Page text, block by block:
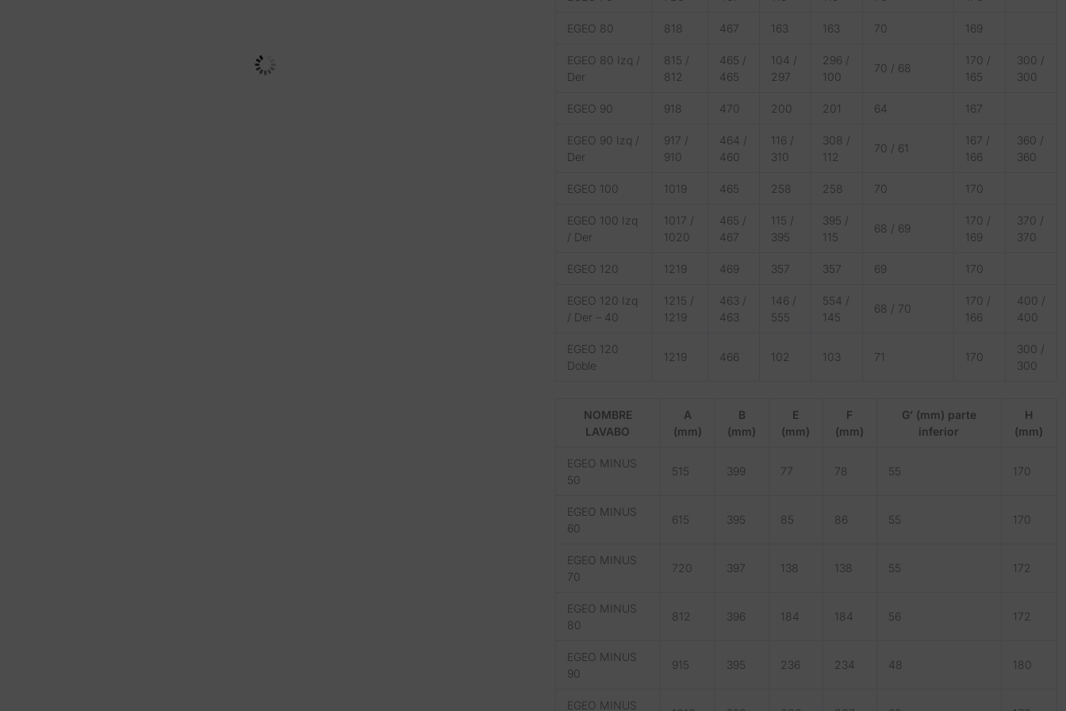
EGEO 80 818 467 163 163 70 169
EGEO 80 Izq /
Der
815 /
812
465 /
465
104 /
297
296 /
100
70 / 68
170 /
165
300 /
300
EGEO 90 918 470 200 201 64 167
EGEO 90 Izq /
Der
917 /
910
464 /
460
116 /
310
308 /
112
70 / 61
167 /
166
360 /
360
EGEO 100 1019 465 258 258 70 170
EGEO 100 Izq
/ Der
1017 /
1020
465 /
467
115 /
395
395 /
115
68 / 69
170 /
169
370 /
370
EGEO 120 1219 469 357 357 69 170
EGEO 120 Izq
/ Der – 40
1215 /
1219
463 /
463
146 /
555
554 /
145
68 / 70
170 /
166
400 /
400
EGEO 120
Doble
1219 466 102 103 71 170
300 /
300
NOMBRE
LAVABO
A
(mm)
B
(mm)
E
(mm)
F
(mm)
G’ (mm) parte
inferior
H
(mm)
EGEO MINUS
50
515 399 77 78 55 170
EGEO MINUS
60
615 395 85 86 55 170
EGEO MINUS
70
720 397 138 138 55 172
EGEO MINUS
80
812 396 184 184 56 172
EGEO MINUS
90
915 395 236 234 48 180
EGEO MINUS